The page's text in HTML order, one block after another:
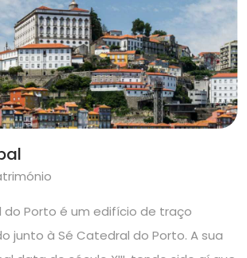
do Porto é um edifício de traço
junto à Sé Catedral do Porto. A sua